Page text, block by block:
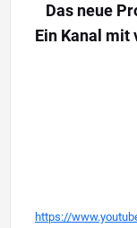
Das neue
Ein Kanal mit
https://